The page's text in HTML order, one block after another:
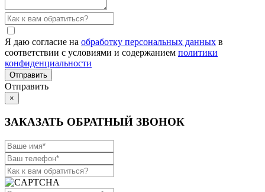
Я даю согласие на обработку персональных данных в
соответствии с условиями и содержанием политики
конфиденциальности
Отправить
×
ЗАКАЗАТЬ ОБРАТНЫЙ ЗВОНОК